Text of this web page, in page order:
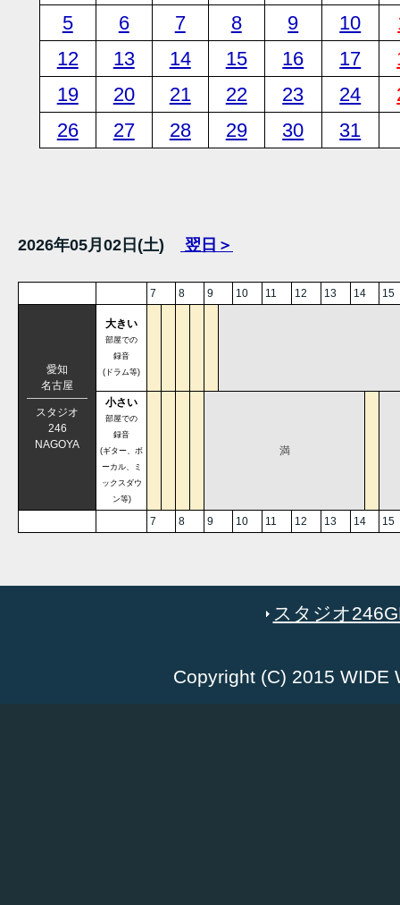
5
6 7 8 9 10
12
13 14 15 16 17
19
20 21 22 23 24
26
27 28 29 30 31
2026年05月02日(土) 翌日＞
7 8 9 10 11 12 13 14 15
愛知
名古屋
スタジオ
246
NAGOYA
大きい
部屋での
録音
(ドラム等)
小さい
部屋での
録音
(ギター、ボ
ーカル、ミ
ックスダウ
ン等)
満
7 8 9 10 11 12 13 14 15
スタジオ
Copyright (C) 2015 WIDE